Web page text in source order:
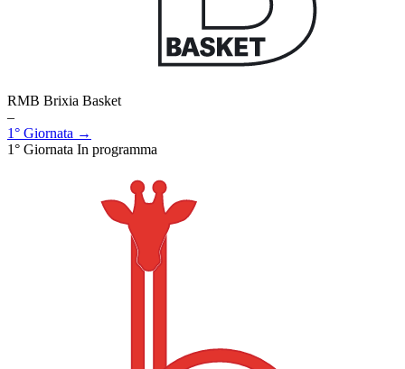
RMB Brixia Basket
–
1° Giornata →
1° Giornata In programma